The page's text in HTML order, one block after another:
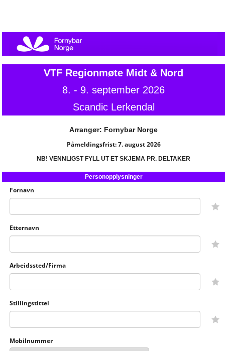
VTF Regionmøte Midt & Nord
8. - 9. september 2026
Scandic Lerkendal
Arrangør: Fornybar Norge
Påmeldingsfrist: 7. august 2026
NB! VENNLIGST FYLL UT ET SKJEMA PR. DELTAKER
Personopplysninger
Fornavn
Etternavn
Arbeidssted/Firma
Stillingstittel
Mobilnummer